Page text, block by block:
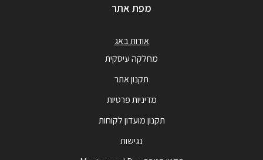
מפת אתר
אודות באג
מחלקה עיסקית
תקנון אתר
מדיניות פרטיות
תקנון מועדון לקוחות
נגישות